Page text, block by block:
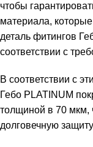
чтобы
материала,
деталь фитингов
соответствии с
В соответствии с
Гебо PLATINUM
толщиной в 70 мкм,
долговечную